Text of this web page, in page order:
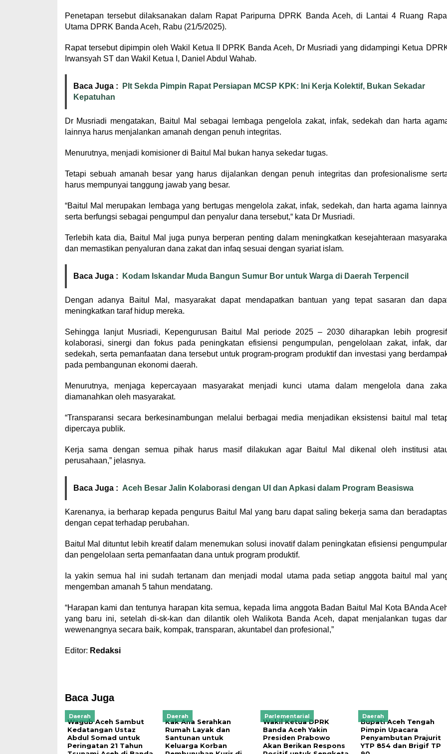
Penetapan tersebut dilaksanakan dalam Rapat Paripurna DPRK Banda Aceh, di Lantai 4 Ruang
Utama DPRK Banda Aceh, Rabu (21/5/2025).
Rapat tersebut dipimpin oleh Wakil Ketua II DPRK Banda Aceh, Dr Musriadi yang didampingi Ketua
Irwansyah ST dan Wakil Ketua I, Daniel Abdul Wahab.
Baca Juga :
Plt Sekda Pimpin Rapat Persiapan MCSP KPK: Ini Kerja Kolektif, Bukan Sekadar
Kepatuhan
Dr Musriadi mengatakan, Baitul Mal sebagai lembaga pengelola zakat, infak, sedekah dan harta
lainnya harus menjalankan amanah dengan penuh integritas.
Menurutnya, menjadi komisioner di Baitul Mal bukan hanya sekedar tugas.
Tetapi sebuah amanah besar yang harus dijalankan dengan penuh integritas dan profesionalisme
harus mempunyai tanggung jawab yang besar.
“Baitul Mal merupakan lembaga yang bertugas mengelola zakat, infak, sedekah, dan harta agama
serta berfungsi sebagai pengumpul dan penyalur dana tersebut,“ kata Dr Musriadi.
Terlebih kata dia, Baitul Mal juga punya berperan penting dalam meningkatkan kesejahteraan
dan memastikan penyaluran dana zakat dan infaq sesuai dengan syariat islam.
Baca Juga : Kodam Iskandar Muda Bangun Sumur Bor untuk Warga di Daerah Terpencil
Dengan adanya Baitul Mal, masyarakat dapat mendapatkan bantuan yang tepat sasaran dan
meningkatkan taraf hidup mereka.
Sehingga lanjut Musriadi, Kepengurusan Baitul Mal periode 2025 – 2030 diharapkan lebih
kolaborasi, sinergi dan fokus pada peningkatan efisiensi pengumpulan, pengelolaan zakat, infak,
sedekah, serta pemanfaatan dana tersebut untuk program-program produktif dan investasi yang
pada pembangunan ekonomi daerah.
Menurutnya, menjaga kepercayaan masyarakat menjadi kunci utama dalam mengelola dana
diamanahkan oleh masyarakat.
“Transparansi secara berkesinambungan melalui berbagai media menjadikan eksistensi baitul mal
dipercaya publik.
Kerja sama dengan semua pihak harus masif dilakukan agar Baitul Mal dikenal oleh institusi
perusahaan,” jelasnya.
Baca Juga : Aceh Besar Jalin Kolaborasi dengan UI dan Apkasi dalam Program Beasiswa
Karenanya, ia berharap kepada pengurus Baitul Mal yang baru dapat saling bekerja sama dan
dengan cepat terhadap perubahan.
Baitul Mal dituntut lebih kreatif dalam menemukan solusi inovatif dalam peningkatan efisiensi
dan pengelolaan serta pemanfaatan dana untuk program produktif.
Ia yakin semua hal ini sudah tertanam dan menjadi modal utama pada setiap anggota baitul mal
mengemban amanah 5 tahun mendatang.
“Harapan kami dan tentunya harapan kita semua, kepada lima anggota Badan Baitul Mal Kota BAnda
yang baru ini, setelah di-sk-kan dan dilantik oleh Walikota Banda Aceh, dapat menjalankan tugas
wewenangnya secara baik, kompak, transparan, akuntabel dan profesional,”
Editor: Redaksi
Baca Juga
Daerah
Wagub Aceh Sambut
Kedatangan Ustaz
Abdul Somad untuk
Peringatan 21 Tahun
Daerah
Kak Ana Serahkan
Rumah Layak dan
Santunan untuk
Keluarga Korban
Parlementarial
Wakil Ketua DPRK
Banda Aceh Yakin
Presiden Prabowo
Akan Berikan Respons
Daerah
Bupati Aceh Tengah
Pimpin Upacara
Penyambutan Prajurit
YTP 854 dan Brigif TP